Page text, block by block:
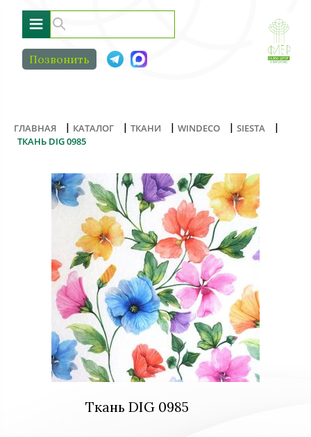
≡
Позвонить
ГЛАВНАЯ | КАТАЛОГ | ТКАНИ | WINDECO | SIESTA |
ТКАНЬ DIG 0985
Ткань DIG 0985